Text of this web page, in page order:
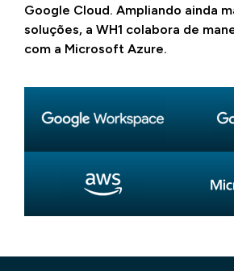
Google Cloud. Ampliando ainda
soluções, a WH1 colabora de
com a Microsoft Azure.